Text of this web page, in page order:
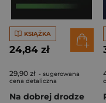
KSIĄŻKA
24,84 zł
29,90 zł - sugerowana
cena detaliczna
Na dobrej drodze